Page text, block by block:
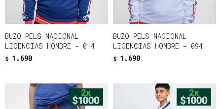
BUZO PELS NACIONAL
LICENCIAS HOMBRE - 014
$ 1.690
BUZO PELS NACIONAL
LICENCIAS HOMBRE - 094
$ 1.690